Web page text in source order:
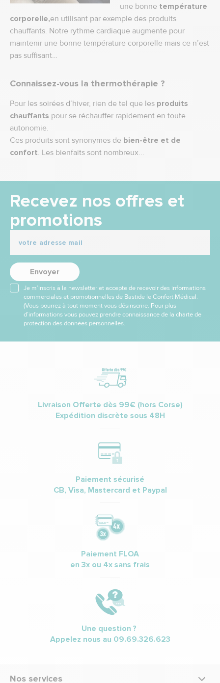
une bonne température
corporelle,en utilisant par exemple des produits
chauffants. Notre rythme cardiaque augmente pour
maintenir une bonne température corporelle mais ce n’est
pas suffisant…
Connaissez-vous la thermothérapie ?
Pour les soirées d’hiver, rien de tel que les produits
chauffants pour se réchauffer rapidement en toute
autonomie.
Ces produits sont synonymes de bien-être et de
confort. Les bienfaits sont nombreux...
Recevez nos offres et
promotions
Envoyer
Je m’inscris à la newsletter et accepte de recevoir des informations
commerciales et promotionnelles de Bastide le Confort Médical.
(Vous pourrez à tout moment vous désinscrire. Pour plus
d’informations vous pouvez prendre connaissance de la charte de
protection des données personnelles.
Livraison Offerte dès 99€ (hors Corse)
Expédition discrète sous 48H
Paiement sécurisé
CB, Visa, Mastercard et Paypal
Paiement FLOA
en 3x ou 4x sans frais
Une question ?
Appelez nous au 09.69.326.623
Nos services